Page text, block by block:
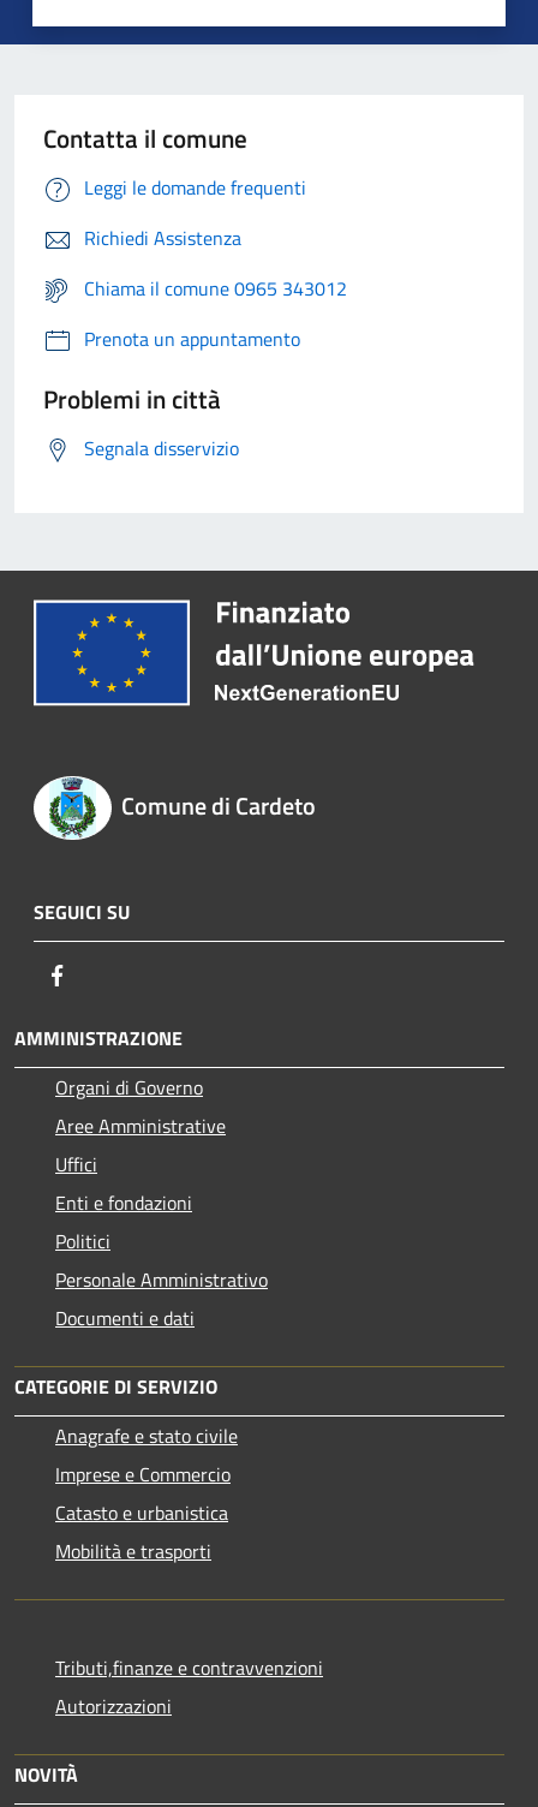
Contatta il comune
Leggi le domande frequenti
Richiedi Assistenza
Chiama il comune 0965 343012
Prenota un appuntamento
Problemi in città
Segnala disservizio
Comune di Cardeto
SEGUICI SU
AMMINISTRAZIONE
Organi di Governo
Aree Amministrative
Uffici
Enti e fondazioni
Politici
Personale Amministrativo
Documenti e dati
CATEGORIE DI SERVIZIO
Anagrafe e stato civile
Imprese e Commercio
Catasto e urbanistica
Mobilità e trasporti
Tributi,finanze e contravvenzioni
Autorizzazioni
NOVITÀ